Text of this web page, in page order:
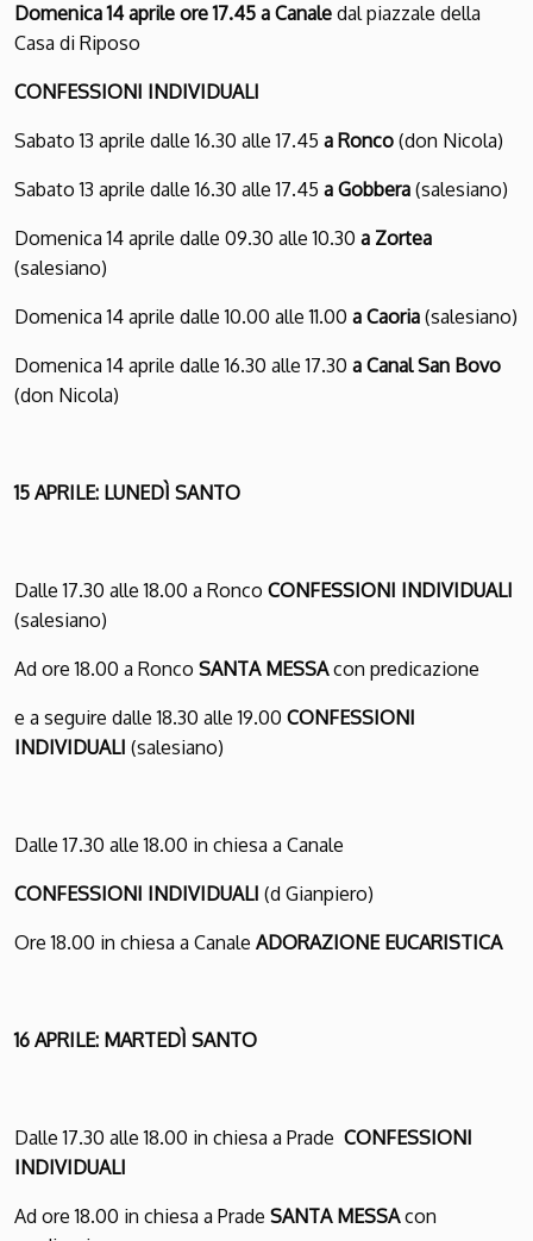
Domenica 14 aprile ore 17.45 a Canale dal piazzale della
Casa di Riposo
CONFESSIONI INDIVIDUALI
Sabato 13 aprile dalle 16.30 alle 17.45 a Ronco (don Nicola)
Sabato 13 aprile dalle 16.30 alle 17.45 a Gobbera (salesiano)
Domenica 14 aprile dalle 09.30 alle 10.30 a Zortea
(salesiano)
Domenica 14 aprile dalle 10.00 alle 11.00 a Caoria (salesiano)
Domenica 14 aprile dalle 16.30 alle 17.30 a Canal San Bovo
(don Nicola)
15 APRILE: LUNEDÌ SANTO
Dalle 17.30 alle 18.00 a Ronco CONFESSIONI INDIVIDUALI
(salesiano)
Ad ore 18.00 a Ronco SANTA MESSAcon predicazione
e a seguire dalle 18.30 alle 19.00 CONFESSIONI
INDIVIDUALI (salesiano)
Dalle 17.30 alle 18.00 in chiesa a Canale
CONFESSIONI INDIVIDUALI (d Gianpiero)
Ore 18.00 in chiesa a Canale ADORAZIONE EUCARISTICA
16 APRILE: MARTEDÌ SANTO
Dalle 17.30 alle 18.00 in chiesa a Prade CONFESSIONI
INDIVIDUALI
Ad ore 18.00 in chiesa a Prade SANTA MESSAcon